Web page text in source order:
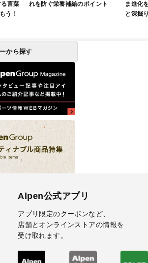
言葉
う！
れを防ぐ栄養補給のポイント
ま進化
と深掘
から探す
Alpen公式アプリ
アプリ限定のクーポンなど、
店舗とオンラインストアの情報を
受け取れます。